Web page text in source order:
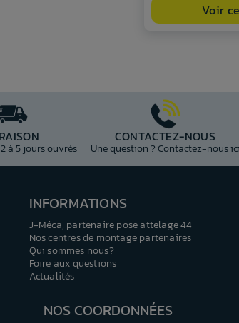
Voir
à 5 jours ouvrés
CONTACTEZ-NOUS
Une question ? Contactez-nous ici
INFORMATIONS
J-Méca, partenaire pose attelage 44
Nos centres de montage partenaires
Qui sommes nous?
Foire aux questions
Actualités
NOS COORDONNÉES